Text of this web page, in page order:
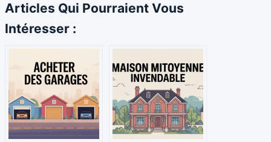
Articles Qui Pourraient Vous
Intéresser :